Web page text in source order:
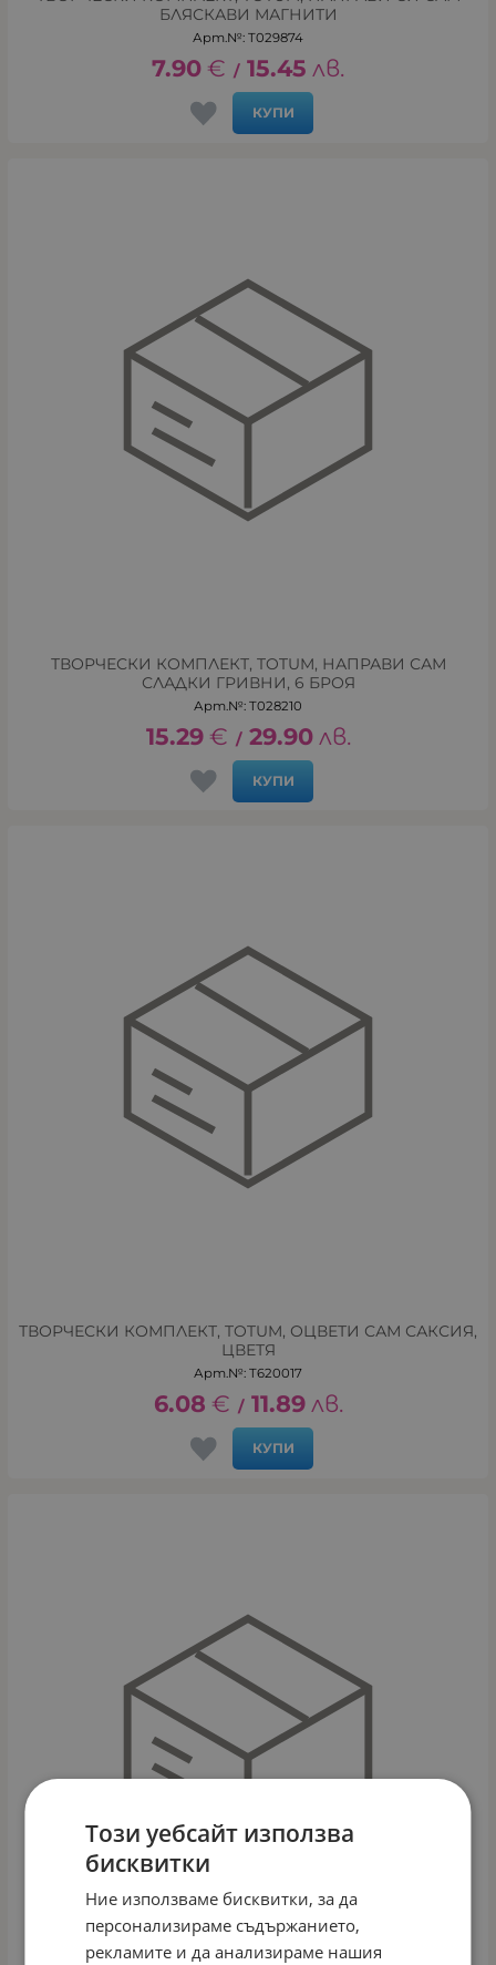
БЛЯСКАВИ МАГНИТИ
Арт.№: T029874
7.90 € / 15.45 лв.
КУПИ
ТВОРЧЕСКИ КОМПЛЕКТ, TOTUM, НАПРАВИ САМ
СЛАДКИ ГРИВНИ, 6 БРОЯ
Арт.№: T028210
15.29 € / 29.90 лв.
КУПИ
ТВОРЧЕСКИ КОМПЛЕКТ, TOTUM, ОЦВЕТИ САМ САКСИЯ,
ЦВЕТЯ
Арт.№: T620017
6.08 € / 11.89 лв.
КУПИ
Този уебсайт използва
бисквитки
Ние използваме бисквитки, за да
персонализираме съдържанието,
рекламите и да анализираме нашия